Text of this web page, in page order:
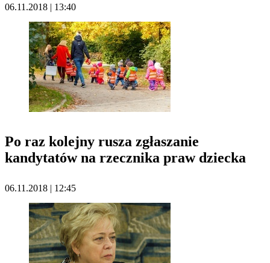
06.11.2018 | 13:40
Po raz kolejny rusza zgłaszanie
kandytatów na rzecznika praw dziecka
06.11.2018 | 12:45